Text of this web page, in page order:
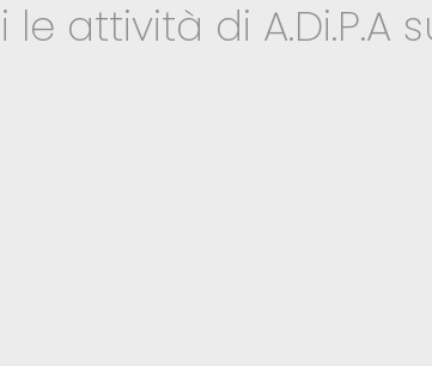
le attività di A.Di.P.A